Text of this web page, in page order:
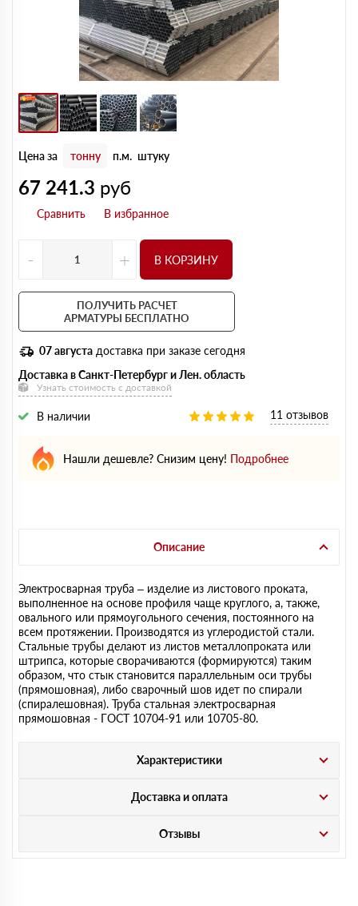
Цена за тонну п.м. штуку
67 241.3 руб
- + В КОРЗИНУ
ПОЛУЧИТЬ РАСЧЕТ
АРМАТУРЫ БЕСПЛАТНО
07 августа доставка при заказе сегодня
Доставка в Санкт-Петербург и Лен. область
Узнать стоимость с доставкой
В наличии 11 отзывов
Нашли дешевле? Снизим цену! Подробнее
Описание
Электросварная труба – изделие из листового проката,
выполненное на основе профиля чаще круглого, а, также,
овального или прямоугольного сечения, постоянного на
всем протяжении. Производятся из углеродистой стали.
Стальные трубы делают из листов металлопроката или
штрипса, которые сворачиваются (формируются) таким
образом, что стык становится параллельным оси трубы
(прямошовная), либо сварочный шов идет по спирали
(спиралешовная). Труба стальная электросварная
прямошовная - ГОСТ 10704-91 или 10705-80.
Характеристики
Доставка и оплата
Отзывы